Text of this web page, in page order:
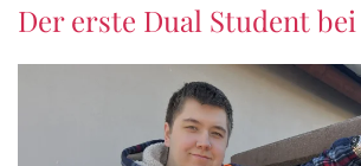
Der erste Dual Student